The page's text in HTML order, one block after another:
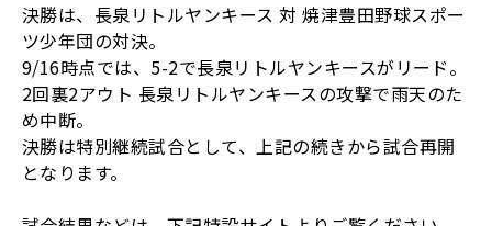
決勝は、長泉リトルヤンキース 対 焼津豊田野球スポー
ツ少年団の対決。
9/16時点では、5-2で長泉リトルヤンキースがリード。
2回裏2アウト 長泉リトルヤンキースの攻撃で雨天のた
め中断。
決勝は特別継続試合として、上記の続きから試合再開
となります。